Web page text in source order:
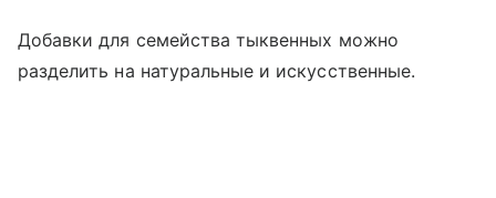
Добавки для семейства тыквенных можно
разделить на натуральные и искусственные.